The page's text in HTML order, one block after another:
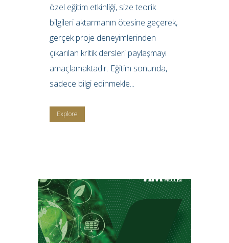
özel eğitim etkinliği, size teorik
bilgileri aktarmanın ötesine geçerek,
gerçek proje deneyimlerinden
çıkarılan kritik dersleri paylaşmayı
amaçlamaktadır. Eğitim sonunda,
sadece bilgi edinmekle...
Explore